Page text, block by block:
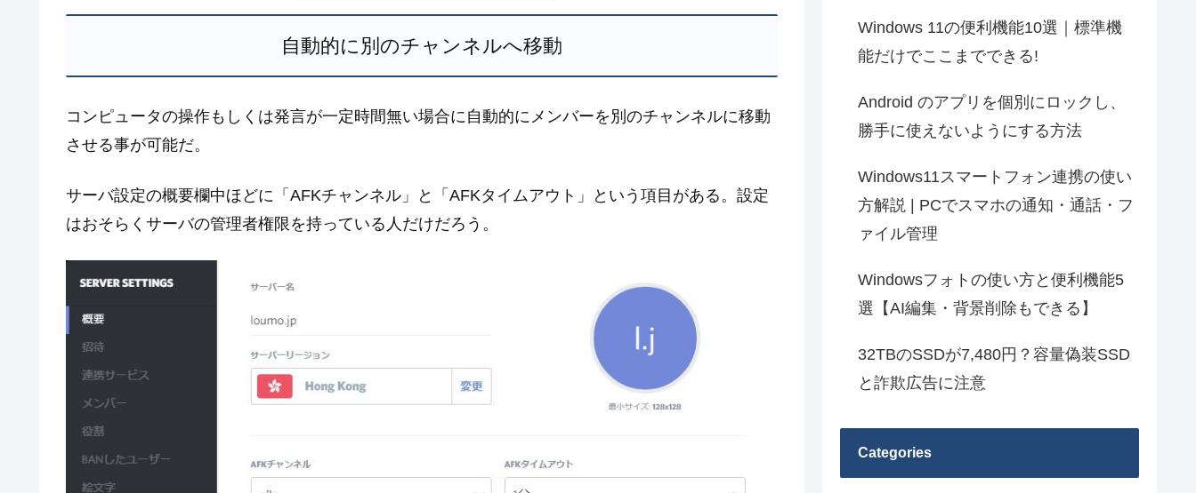
自動的に別のチャンネルへ移動
コンピュータの操作もしくは発言が一定時間無い場合に自動的にメンバーを別のチャンネルに移動
させる事が可能だ。
サーバ設定の概要欄中ほどに「AFKチャンネル」と「AFKタイムアウト」という項目がある。設定
はおそらくサーバの管理者権限を持っている人だけだろう。
Windows 11の便利機能10選｜標準機
能だけでここまでできる!
Android のアプリを個別にロックし、
勝手に使えないようにする方法
Windows11スマートフォン連携の使い
方解説 | PCでスマホの通知・通話・フ
ァイル管理
Windowsフォトの使い方と便利機能5
選【AI編集・背景削除もできる】
32TBのSSDが7,480円？容量偽装SSD
と詐欺広告に注意
Categories